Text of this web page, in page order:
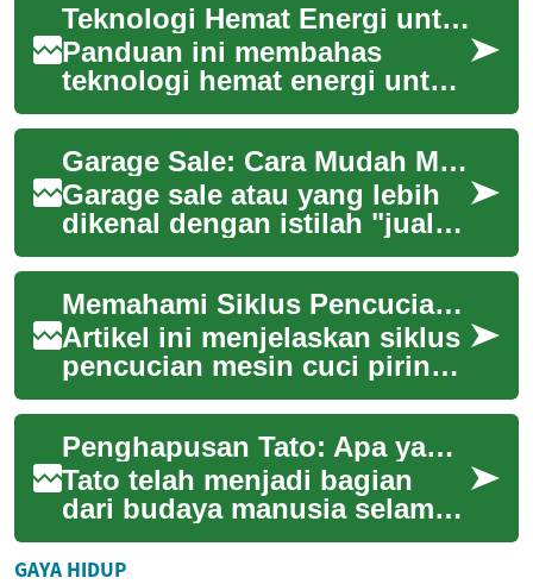
Teknologi Hemat Energi untuk Pengeringan Pakaian: Apa yang Perlu Diketahui
Panduan ini membahas
teknologi hemat energi untuk
pengeringan pakaian,
termasuk prinsip kerja heat
pump dan kondensor...
Garage Sale: Cara Mudah Menjual Barang Bekas dan Mendapatkan Uang Tambahan
Garage sale atau yang lebih
dikenal dengan istilah "jualan
garasi" di Indonesia adalah
cara praktis untuk menjual
bar...
Memahami Siklus Pencucian: Mode dan Pengaturan yang Perlu Diketahui
Artikel ini menjelaskan siklus
pencucian mesin cuci piring,
termasuk mode umum,
pengaturan yang
memengaruhi energy da... Penghapusan Tato: Apa yang Perlu Anda Ketahui
Tato telah menjadi bagian
dari budaya manusia selama
ribuan tahun, namun tidak
semua orang ingin
GAYA HIDUP